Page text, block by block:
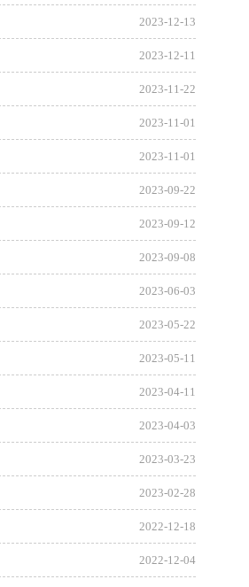
2023-12-13
2023-12-11
2023-11-22
2023-11-01
2023-11-01
2023-09-22
2023-09-12
2023-09-08
2023-06-03
2023-05-22
2023-05-11
2023-04-11
2023-04-03
2023-03-23
2023-02-28
2022-12-18
2022-12-04